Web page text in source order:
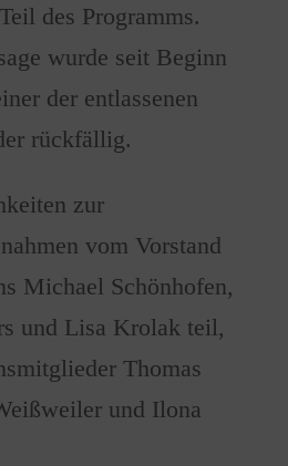
des Programms.
wurde seit Beginn
der entlassenen
rückfällig.
zur
vom Vorstand
Michael Schönhofen,
und Lisa Krolak teil,
Thomas
und Ilona